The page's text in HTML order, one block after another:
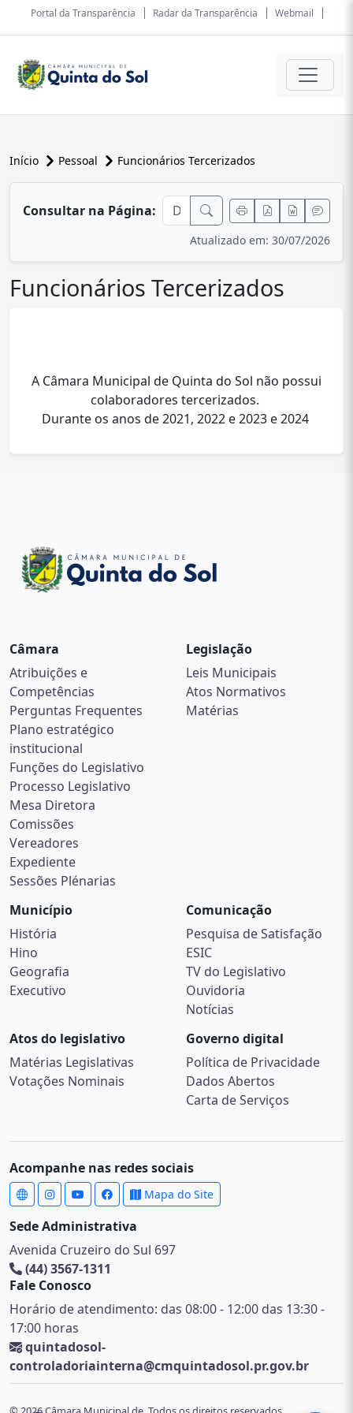
Portal da Transparência Radar da Transparência Webmail
Início Pessoal Funcionários Tercerizados
Consultar na Página:
Atualizado em: 30/07/2026
Funcionários Tercerizados
A Câmara Municipal de Quinta do Sol não possui
colaboradores tercerizados.
Durante os anos de 2021, 2022 e 2023 e 2024
Câmara
Atribuições e
Competências
Perguntas Frequentes
Plano estratégico
institucional
Funções do Legislativo
Processo Legislativo
Mesa Diretora
Comissões
Vereadores
Expediente
Sessões Plénarias
Legislação
Leis Municipais
Atos Normativos
Matérias
Município
História
Hino
Geografia
Executivo
Comunicação
Pesquisa de Satisfação
ESIC
TV do Legislativo
Ouvidoria
Notícias
Atos do legislativo
Matérias Legislativas
Votações Nominais
Governo digital
Política de Privacidade
Dados Abertos
Carta de Serviços
Acompanhe nas redes sociais
Mapa do Site
Sede Administrativa
Avenida Cruzeiro do Sul 697
(44) 3567-1311
Fale Conosco
Horário de atendimento: das 08:00 - 12:00 das 13:30 -
17:00 horas
quintadosol-
controladoriainterna@cmquintadosol.pr.gov.br